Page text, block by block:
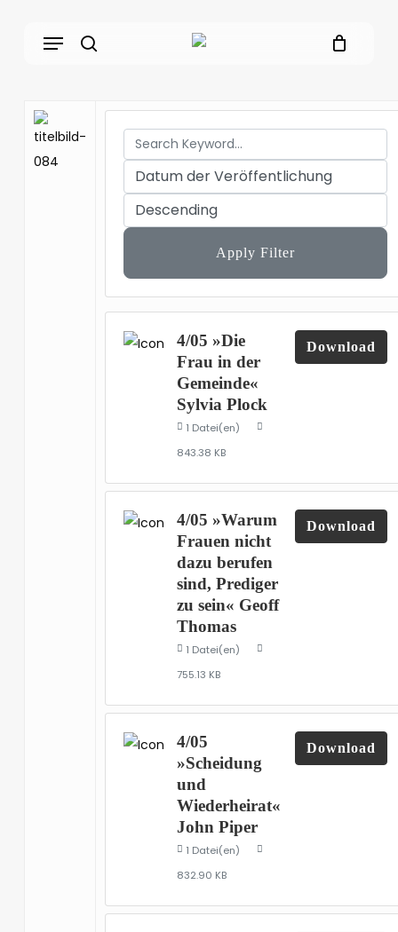
Menu
Apply Filter
4/05 »Die
Frau in der
Gemeinde«
Sylvia Plock
1 Datei(en)
843.38 KB
Download
4/05 »Warum
Frauen nicht
dazu berufen
sind, Prediger
zu sein« Geoff
Thomas
1 Datei(en)
755.13 KB
Download
4/05
»Scheidung
und
Wiederheirat«
John Piper
1 Datei(en)
832.90 KB
Download